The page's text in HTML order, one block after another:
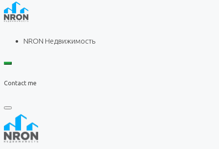
NRON Недвижимость
Contact me